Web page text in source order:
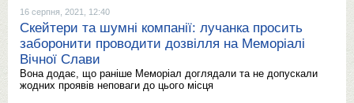
16 серпня, 2021, 12:40
Скейтери та шумні компанії: лучанка просить
заборонити проводити дозвілля на Меморіалі
Вічної Слави
Вона додає, що раніше Меморіал доглядали та не допускали
жодних проявів неповаги до цього місця